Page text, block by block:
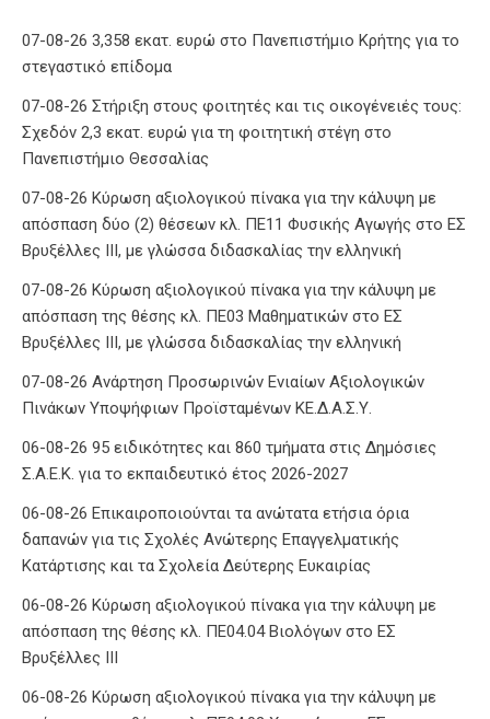
07-08-26 3,358 εκατ. ευρώ στο Πανεπιστήμιο Κρήτης για το
στεγαστικό επίδομα
07-08-26 Στήριξη στους φοιτητές και τις οικογένειές τους:
Σχεδόν 2,3 εκατ. ευρώ για τη φοιτητική στέγη στο
Πανεπιστήμιο Θεσσαλίας
07-08-26 Κύρωση αξιολογικού πίνακα για την κάλυψη με
απόσπαση δύο (2) θέσεων κλ. ΠΕ11 Φυσικής Αγωγής στο ΕΣ
Βρυξέλλες ΙΙΙ, με γλώσσα διδασκαλίας την ελληνική
07-08-26 Κύρωση αξιολογικού πίνακα για την κάλυψη με
απόσπαση της θέσης κλ. ΠΕ03 Μαθηματικών στο ΕΣ
Βρυξέλλες ΙΙΙ, με γλώσσα διδασκαλίας την ελληνική
07-08-26 Ανάρτηση Προσωρινών Ενιαίων Αξιολογικών
Πινάκων Υποψήφιων Προϊσταμένων ΚΕ.Δ.Α.Σ.Υ.
06-08-26 95 ειδικότητες και 860 τμήματα στις Δημόσιες
Σ.Α.Ε.Κ. για το εκπαιδευτικό έτος 2026-2027
06-08-26 Επικαιροποιούνται τα ανώτατα ετήσια όρια
δαπανών για τις Σχολές Ανώτερης Επαγγελματικής
Κατάρτισης και τα Σχολεία Δεύτερης Ευκαιρίας
06-08-26 Κύρωση αξιολογικού πίνακα για την κάλυψη με
απόσπαση της θέσης κλ. ΠΕ04.04 Βιολόγων στο ΕΣ
Βρυξέλλες ΙΙΙ
06-08-26 Κύρωση αξιολογικού πίνακα για την κάλυψη με